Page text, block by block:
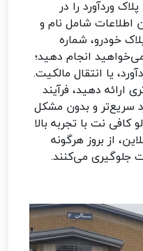
وردآورد را در
اطلاعات شامل نام و
خودرو، شماره
انجام دهید؛
یا انتقال مالکیت.
ارائه دهید، فرآیند
سریع‌تر و بدون مشکل
کافی نت با تجربه بالا
از بروز هرگونه
جلوگیری می‌کنند.